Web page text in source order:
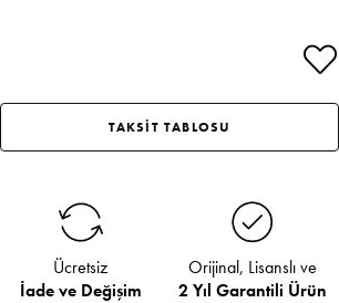
TAKSİT TABLOSU
Ücretsiz
İade ve Değişim
Orijinal, Lisanslı ve
2 Yıl Garantili Ürün